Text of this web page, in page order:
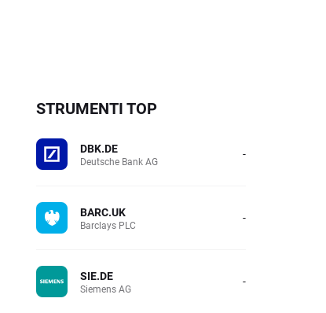
STRUMENTI TOP
DBK.DE
Deutsche Bank AG -
BARC.UK
Barclays PLC -
SIE.DE
Siemens AG -